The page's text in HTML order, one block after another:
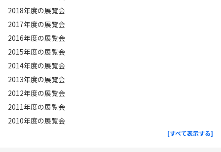
2018年度の展覧会
2017年度の展覧会
2016年度の展覧会
2015年度の展覧会
2014年度の展覧会
2013年度の展覧会
2012年度の展覧会
2011年度の展覧会
2010年度の展覧会
[すべて表示する]